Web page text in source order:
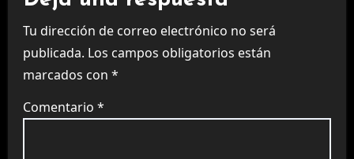
Tu dirección de correo electrónico no será
publicada. Los campos obligatorios están
marcados con *
Comentario *